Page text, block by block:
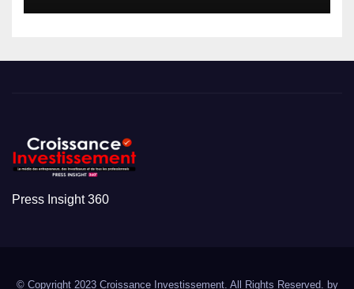
Press Insight 360
© Copyright 2023 Croissance Investissement. All Rights Reserved. by